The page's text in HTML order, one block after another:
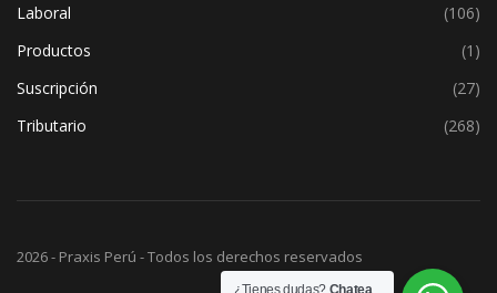
Laboral
(106)
Productos
(1)
Suscripción
(27)
Tributario
(268)
2026 - Praxis Perú - Todos los derechos reservados
¿Tienes dudas? Chatea